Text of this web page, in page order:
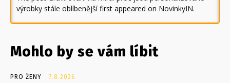
výrobky stále oblíbenějšífirst appeared on NovinkyIN.
Mohlo by se vám líbit
PRO ŽENY 7.8.2026